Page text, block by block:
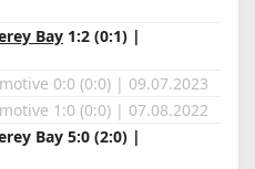
Bay 1:2 (0:1) |
0:0 (0:0) | 09.07.2023
1:0 (0:0) | 07.08.2022
Bay 5:0 (2:0) |